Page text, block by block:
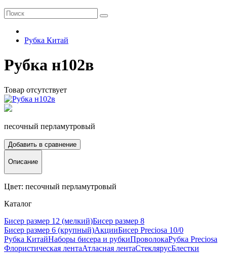
Рубка Китай
Рубка н102в
Товар отсутствует
песочный перламутровый
Добавить в сравнение
Описание
Цвет: песочный перламутровый
Каталог
Бисер размер 12 (мелкий)Бисер размер 8
Бисер размер 6 (крупный)АкцииБисер Preciosa 10/0
Рубка КитайНаборы бисера и рубкиПроволокаРубка Preciosa
Флористическая лентаАтласная лентаСтеклярусБлестки